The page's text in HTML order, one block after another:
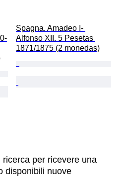
Spagna. Amadeo I-
Alfonso XII. 5 Pesetas
1871/1875 (2 monedas)
ricerca per ricevere una
disponibili nuove